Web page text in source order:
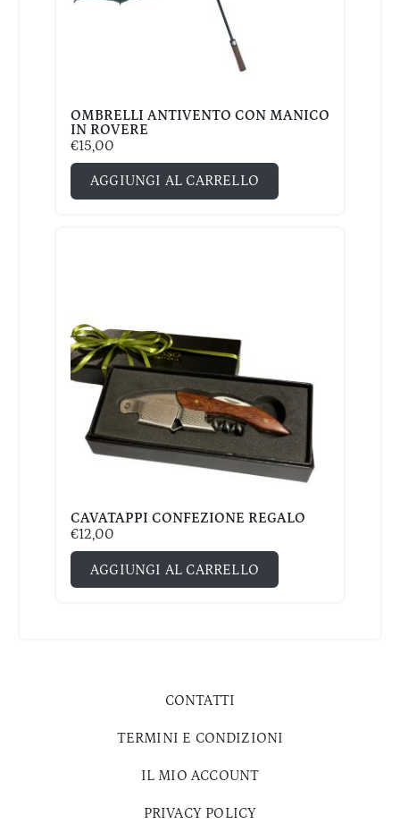
OMBRELLI ANTIVENTO CON MANICO
IN ROVERE
€15,00
AGGIUNGI AL CARRELLO
CAVATAPPI CONFEZIONE REGALO
€12,00
AGGIUNGI AL CARRELLO
CONTATTI
TERMINI E CONDIZIONI
IL MIO ACCOUNT
PRIVACY POLICY